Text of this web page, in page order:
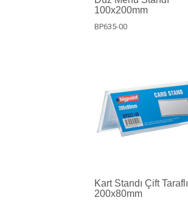
100x200mm
BP635-00
Kart Standı Çift Taraflı
200x80mm